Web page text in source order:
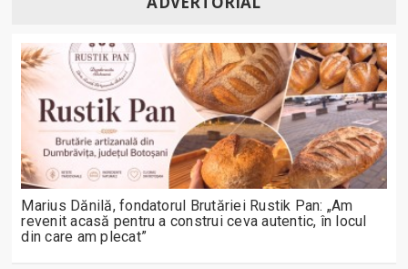
Marius Dănilă, fondatorul Brutăriei Rustik Pan: „Am
revenit acasă pentru a construi ceva autentic, în locul
din care am plecat”